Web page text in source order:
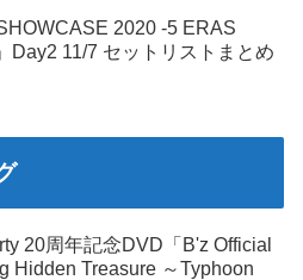
SHOWCASE 2020 -5 ERAS
Day2 11/7 セットリストまとめ
20周年記念DVD「B'z Official
Hidden Treasure ～Typhoon